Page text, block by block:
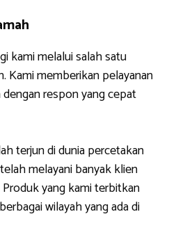
kami melalui salah satu
Kami memberikan pelayanan
respon yang cepat
terjun di dunia percetakan
melayani banyak klien
yang kami terbitkan
wilayah yang ada di